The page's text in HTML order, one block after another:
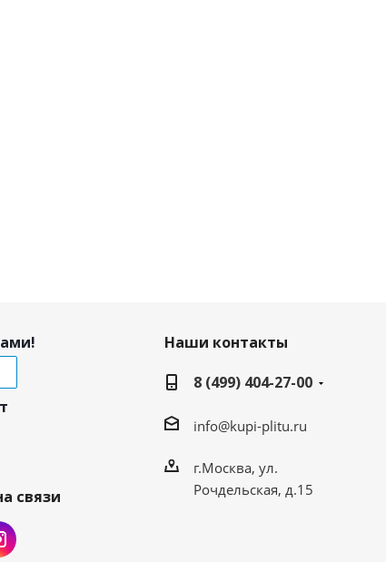
связи
Наши контакты
8 (499) 404-27-00
info@kupi-plitu.ru
г.Москва, ул.
Рочдельская, д.15